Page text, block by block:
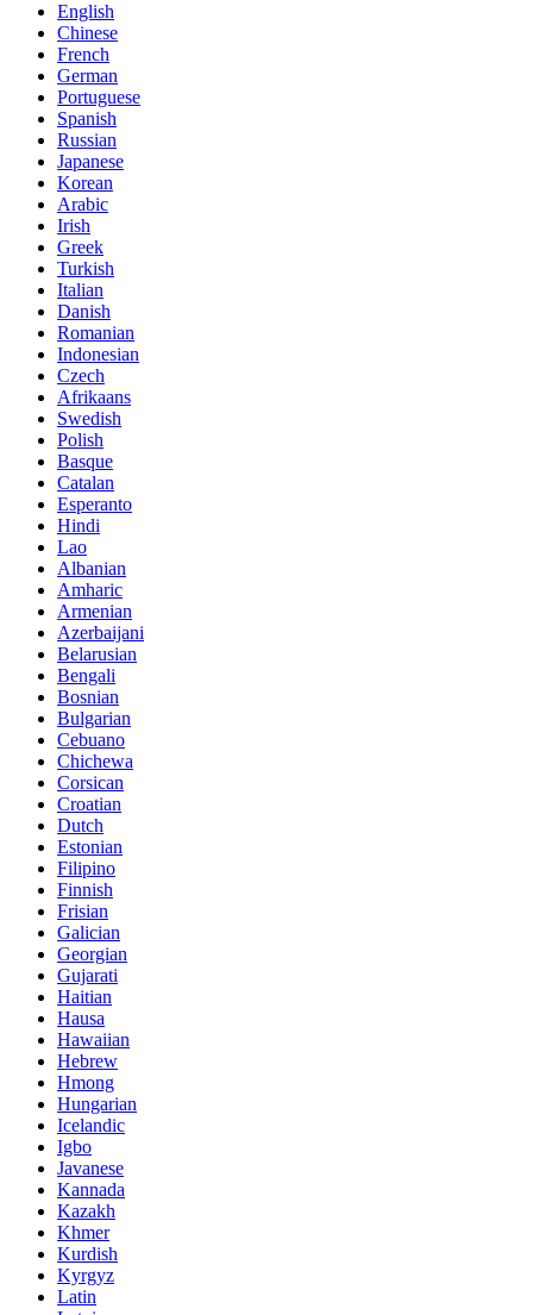
English
Chinese
French
German
Portuguese
Spanish
Russian
Japanese
Korean
Arabic
Irish
Greek
Turkish
Italian
Danish
Romanian
Indonesian
Czech
Afrikaans
Swedish
Polish
Basque
Catalan
Esperanto
Hindi
Lao
Albanian
Amharic
Armenian
Azerbaijani
Belarusian
Bengali
Bosnian
Bulgarian
Cebuano
Chichewa
Corsican
Croatian
Dutch
Estonian
Filipino
Finnish
Frisian
Galician
Georgian
Gujarati
Haitian
Hausa
Hawaiian
Hebrew
Hmong
Hungarian
Icelandic
Igbo
Javanese
Kannada
Kazakh
Khmer
Kurdish
Kyrgyz
Latin